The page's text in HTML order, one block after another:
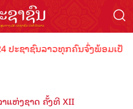
ຊາຊົນລາວທຸກຄົນຈົ່ງພ້ອມເປັນເ
ແຫ່ງຊາດ ຄັ້ງທີ XII